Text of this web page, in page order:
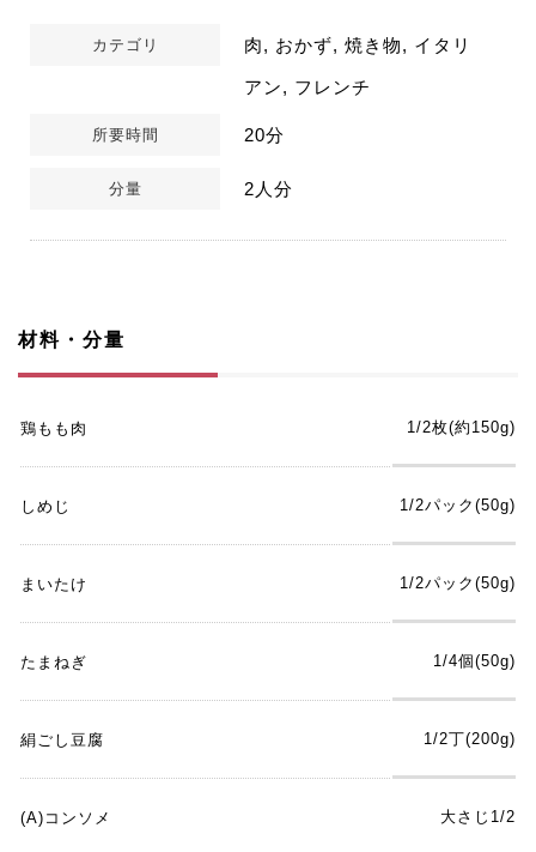
カテゴリ 肉, おかず, 焼き物, イタリ
アン, フレンチ
所要時間 20分
分量 2人分
材料・分量
鶏もも肉 1/2枚(約150g)
しめじ 1/2パック(50g)
まいたけ 1/2パック(50g)
たまねぎ 1/4個(50g)
絹ごし豆腐 1/2丁(200g)
(A)コンソメ 大さじ1/2